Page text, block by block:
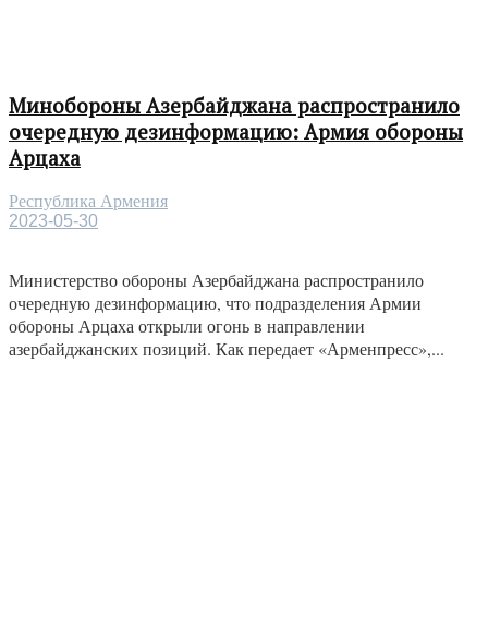
Минобороны Азербайджана распространило
очередную дезинформацию: Армия обороны
Арцаха
Республика Армения
2023-05-30
Министерство обороны Азербайджана распространило
очередную дезинформацию, что подразделения Армии
обороны Арцаха открыли огонь в направлении
азербайджанских позиций. Как передает «Арменпресс»,...